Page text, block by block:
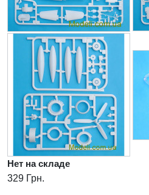
Нет на складе
329 Грн.